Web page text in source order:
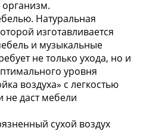
организм.
Натуральная
изготавливается
и музыкальные
не только ухода, но и
уровня
воздуха» с легкостью
не даст мебели
сухой воздух